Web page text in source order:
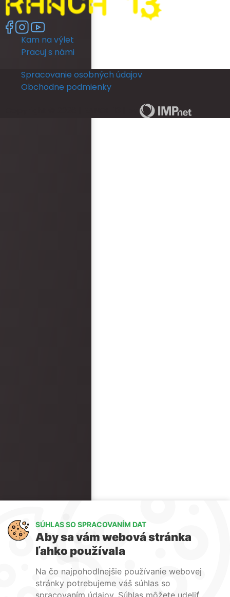
room was
no full length mirror.
ready and I returned
ceremony. This really
The rooms run out of
Kam na výlet
Pracuj s námi
Spracovanie osobných údajov
Obchodne podmienky
Copyright © 2026 | RANCH 13 | by
SÚHLAS SO SPRACOVANÍM DAT
Aby sa vám webová stránka
ľahko používala
Na čo najpohodlnejšie používanie webovej
stránky potrebujeme váš súhlas so
spracovaním údajov. Súhlas môžete udeliť